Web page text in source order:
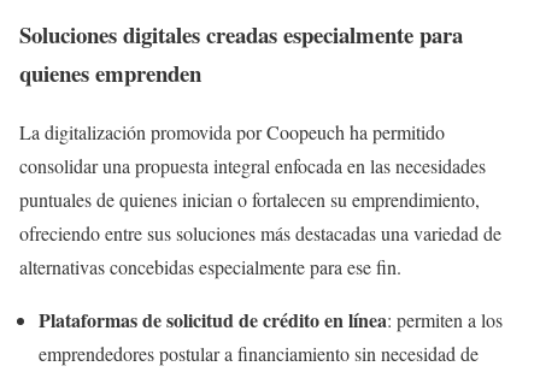
Soluciones digitales creadas especialmente para
quienes emprenden
La digitalización promovida por Coopeuch ha permitido
consolidar una propuesta integral enfocada en las necesidades
puntuales de quienes inician o fortalecen su emprendimiento,
ofreciendo entre sus soluciones más destacadas una variedad de
alternativas concebidas especialmente para ese fin.
Plataformas de solicitud de crédito en línea: permiten a los
emprendedores postular a financiamiento sin necesidad de